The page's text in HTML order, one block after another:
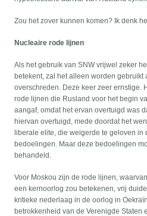
Zou het zover kunnen komen? Ik denk
Nucleaire rode lijnen
Als het gebruik van SNW vrijwel zeker
betekent, zal het alleen worden gebruikt
overschreden. Deze keer zeer ernstige.
rode lijnen die Rusland voor het begin
aangaf, omdat het ervan overtuigd was
hiervan overtuigd, mede doordat het
liberale elite, die weigerde te geloven in
bedoelingen. Maar deze bedoelingen
behandeld.
Voor Moskou zijn de rode lijnen,
een kernoorlog zou betekenen, vrij
kritieke nederlaag in de oorlog in
betrokkenheid van de Verenigde Staten